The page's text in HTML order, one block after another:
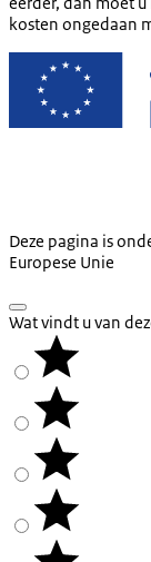
kosten ongedaan
Deze pagina is
Europese Unie
Wat vindt u van